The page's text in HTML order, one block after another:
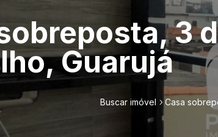
3
Guarujá
Buscar imóvel Casa